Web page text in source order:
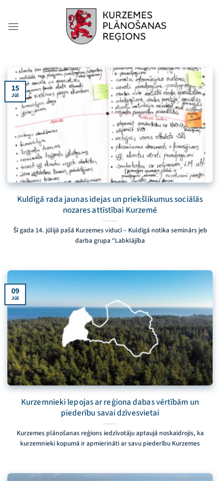
content
Kuldīgā rada jaunas idejas un priekšlikumus sociālās
nozares attīstībai Kurzemē
Šī gada 14. jūlijā pašā Kurzemes viducī – Kuldīgā notika seminārs jeb
darba grupa “Labklājība
15
Jūl
Kurzemnieki lepojas ar reģiona dabas vērtībām un
piederību savai dzīvesvietai
Kurzemes plānošanas reģions iedzīvotāju aptaujā noskaidrojis, ka
kurzemnieki kopumā ir apmierināti ar savu piederību Kurzemes
09
Jūl